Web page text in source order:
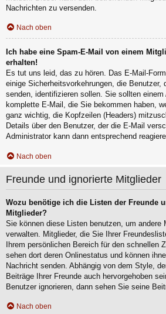
Nachrichten zu versenden.
Nach oben
Ich habe eine Spam-E-Mail von einem
erhalten!
Es tut uns leid, das zu hören. Das E-Mail-
einige Sicherheitsvorkehrungen, die Benutzer,
senden, identifizieren sollen. Sie sollten einem
komplette E-Mail, die Sie bekommen haben,
ganz wichtig, die Kopfzeilen (Headers)
Details über den Benutzer, der die E-Mail
Administrator kann dann entsprechend
Nach oben
Freunde und ignorierte Mitglieder
Wozu benötige ich die Listen der Freunde
Mitglieder?
Sie können diese Listen benutzen, um andere
verwalten. Mitglieder, die Sie Ihrer
Ihrem persönlichen Bereich für den schnellen
sehen dort deren Onlinestatus und können
Nachricht senden. Abhängig von dem Style,
Beiträge Ihrer Freunde auch hervorgehoben
Benutzer ignorieren, dann sehen Sie seine
Nach oben